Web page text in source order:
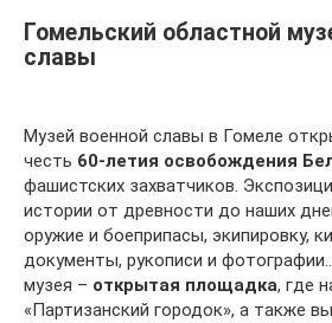
Гомельский областной
славы
Музей военной славы в Гомеле
честь 60-летия освобождения
фашистских захватчиков.
истории от древности до наших
оружие и боеприпасы, экипировку,
документы, рукописи и
музея – открытая площадка, где
«Партизанский городок», а также